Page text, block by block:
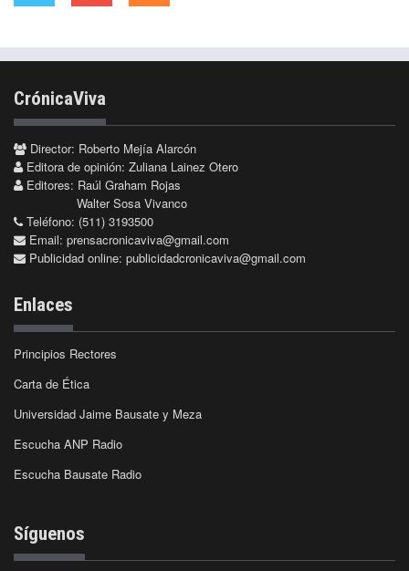
CrónicaViva
Director: Roberto Mejía Alarcón
Editora de opinión: Zuliana Lainez Otero
Editores: Raúl Graham Rojas
Walter Sosa Vivanco
Teléfono: (511) 3193500
Email: prensacronicaviva@gmail.com
Publicidad online: publicidadcronicaviva@gmail.com
Enlaces
Principios Rectores
Carta de Ética
Universidad Jaime Bausate y Meza
Escucha ANP Radio
Escucha Bausate Radio
Síguenos